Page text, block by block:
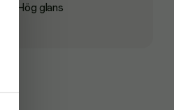
Hög glans